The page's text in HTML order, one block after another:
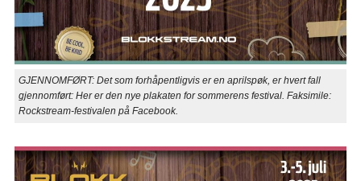
GJENNOMFØRT: Det som forhåpentligvis er en aprilspøk, er hvert fall
gjennomført: Her er den nye plakaten for sommerens festival. Faksimile:
Rockstream-festivalen på Facebook.